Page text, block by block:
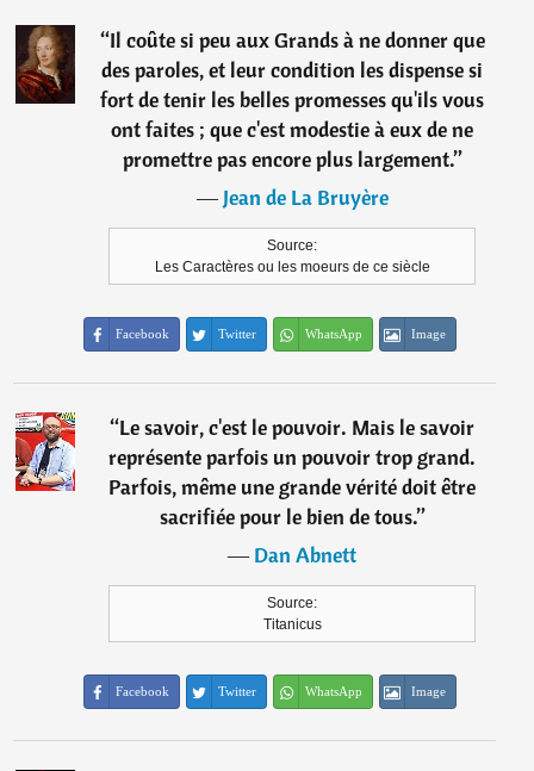
“Il coûte si peu aux Grands à ne donner que
des paroles, et leur condition les dispense si
fort de tenir les belles promesses qu'ils vous
ont faites ; que c'est modestie à eux de ne
promettre pas encore plus largement.”
―Jean de La Bruyère
Source:
Les Caractères ou les moeurs de ce siècle
Facebook Twitter WhatsApp Image
“Le savoir, c'est le pouvoir. Mais le savoir
représente parfois un pouvoir trop grand.
Parfois, même une grande vérité doit être
sacrifiée pour le bien de tous.”
―Dan Abnett
Source:
Titanicus
Facebook Twitter WhatsApp Image